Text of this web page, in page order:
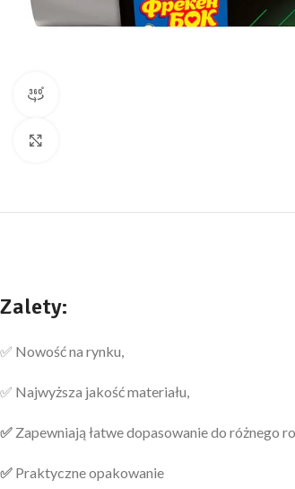
Zalety:
✅ Nowość na rynku,
✅ Najwyższa jakość materiału,
✅ Zapewniają łatwe dopasowanie do różnego
✅ Praktyczne opakowanie